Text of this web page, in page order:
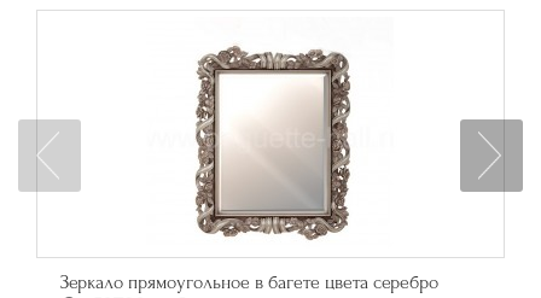
Зеркало прямоугольное в багете цвета серебро